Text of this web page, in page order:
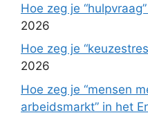
Hoe zeg je
2026
Hoe zeg je
2026
Hoe zeg je “mensen
arbeidsmarkt” in het